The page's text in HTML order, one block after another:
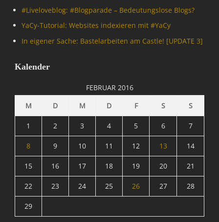
#Livelove­blog: #Blogparade – Bedeutungslose Blogs?
YaCy-Tutorial: Websites indexieren mit #YaCy
In eigener Sache: Bastelarbeiten am Castle! [UPDATE 3]
Kalender
FEBRUAR 2016
M
D M D F S S
1 2 3 4 5 6 7
8 9 10 11 12 13 14
15 16 17 18 19 20 21
22 23 24 25 26 27 28
29